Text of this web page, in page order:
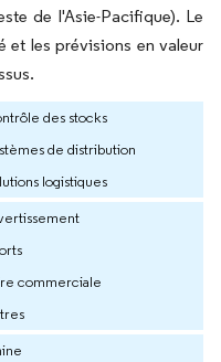
de l'Asie-Pacifique). Le
et les prévisions en valeur
des stocks
de distribution
logistiques
commerciale